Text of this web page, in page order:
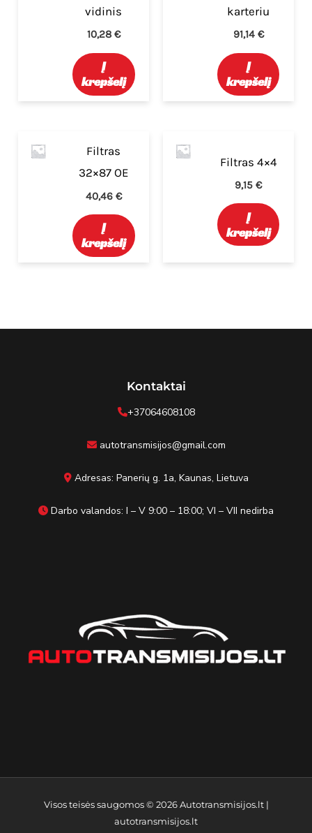
vidinis
10,28€
Į
krepšelį
karteriu
91,14 €
Į
krepšelį
Filtras
32×87 OE
40,46 €
Į
krepšelį
Filtras 4×4
9,15€
Į
krepšelį
Kontaktai
+37064608108
autotransmisijos@gmail.com
Adresas: Panerių g. 1a, Kaunas, Lietuva
Darbo valandos: I – V 9:00 – 18:00; VI – VII nedirba
Visos teisės saugomos © 2026Autotransmisijos.lt|
autotransmisijos.lt